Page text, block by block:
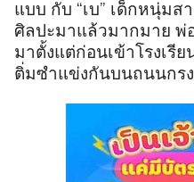
แบบ กับ “เบ” เด็กหนุ่ม
ศิลปะมาแล้วมากมาย พ่
มาตั้งแต่ก่อนเข้าโรงเรี
ติ่มซำแข่งกันบนถนนกร